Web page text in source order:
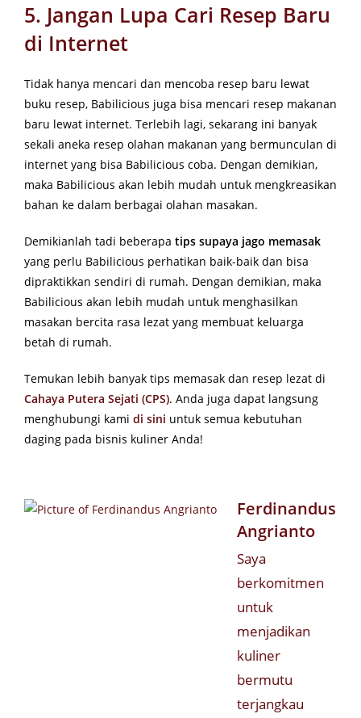
5. Jangan Lupa Cari Resep Baru
di Internet
Tidak hanya mencari dan mencoba resep baru lewat
buku resep, Babilicious juga bisa mencari resep makanan
baru lewat internet. Terlebih lagi, sekarang ini banyak
sekali aneka resep olahan makanan yang bermunculan di
internet yang bisa Babilicious coba. Dengan demikian,
maka Babilicious akan lebih mudah untuk mengkreasikan
bahan ke dalam berbagai olahan masakan.
Demikianlah tadi beberapa tips supaya jago memasak
yang perlu Babilicious perhatikan baik-baik dan bisa
dipraktikkan sendiri di rumah. Dengan demikian, maka
Babilicious akan lebih mudah untuk menghasilkan
masakan bercita rasa lezat yang membuat keluarga
betah di rumah.
Temukan lebih banyak tips memasak dan resep lezat di
Cahaya Putera Sejati (CPS). Anda juga dapat langsung
menghubungi kami di sini untuk semua kebutuhan
daging pada bisnis kuliner Anda!
Ferdinandus
Angrianto
Saya
berkomitmen
untuk
menjadikan
kuliner
bermutu
terjangkau